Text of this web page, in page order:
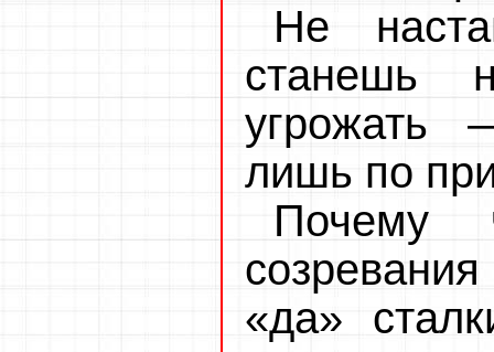
Не
станешь
угрожать
лишь по
Почему
«да»